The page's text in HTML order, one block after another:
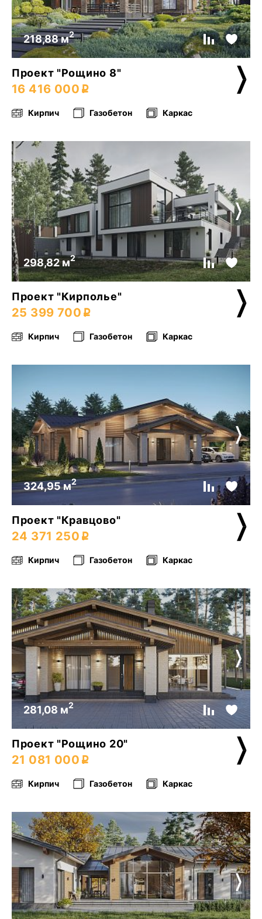
218,88 м2
Проект "Рощино 8"
16 416 000
Кирпич Газобетон Каркас
298,82 м2
Проект "Кирполье"
25 399 700
Кирпич Газобетон Каркас
324,95 м2
Проект "Кравцово"
24 371 250
Кирпич Газобетон Каркас
281,08 м2
Проект "Рощино 20"
21 081 000
Кирпич Газобетон Каркас